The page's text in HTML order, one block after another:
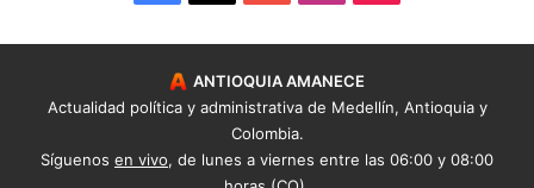
ANTIOQUIA AMANECE
Actualidad política y administrativa de Medellín, Antioquia y
Colombia.
Síguenos en vivo, de lunes a viernes entre las 06:00 y 08:00